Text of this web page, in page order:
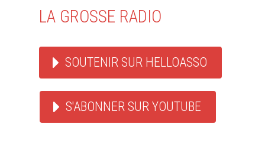
LA GROSSE RADIO
SOUTENIR SUR HELLOASSO
S'ABONNER SUR YOUTUBE